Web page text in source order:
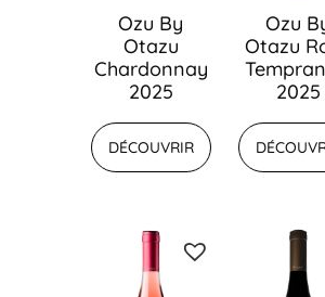
Ozu By
Otazu
Chardonnay
2025
DÉCOUVRIR
Ozu
Otazu
2025